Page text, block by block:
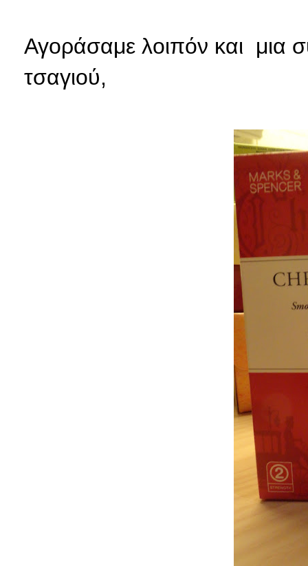
Αγοράσαμε λοιπόν και μια
τσαγιού,